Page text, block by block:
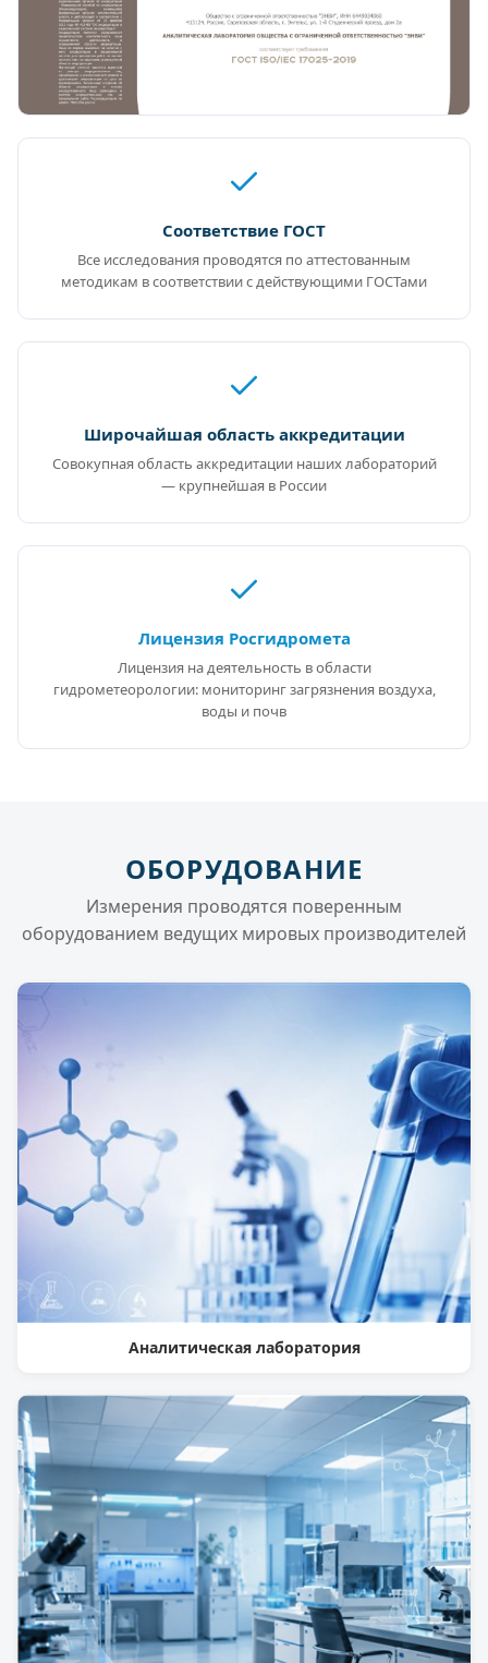
Соответствие ГОСТ
Все исследования проводятся по аттестованным
методикам в соответствии с действующими ГОСТами
Широчайшая область аккредитации
Совокупная область аккредитации наших лабораторий
— крупнейшая в России
Лицензия Росгидромета
Лицензия на деятельность в области
гидрометеорологии: мониторинг загрязнения воздуха,
воды и почв
ОБОРУДОВАНИЕ
Измерения проводятся поверенным
оборудованием ведущих мировых производителей
Аналитическая лаборатория